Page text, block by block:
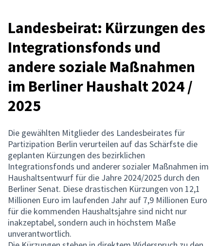
Landesbeirat: Kürzungen des
Integrationsfonds und
andere soziale Maßnahmen
im Berliner Haushalt 2024 /
2025
Die gewählten Mitglieder des Landesbeirates für
Partizipation Berlin verurteilen auf das Schärfste die
geplanten Kürzungen des bezirklichen
Integrationsfonds und anderer sozialer Maßnahmen im
Haushaltsentwurf für die Jahre 2024/2025 durch den
Berliner Senat. Diese drastischen Kürzungen von 12,1
Millionen Euro im laufenden Jahr auf 7,9 Millionen Euro
für die kommenden Haushaltsjahre sind nicht nur
inakzeptabel, sondern auch in höchstem Maße
unverantwortlich.